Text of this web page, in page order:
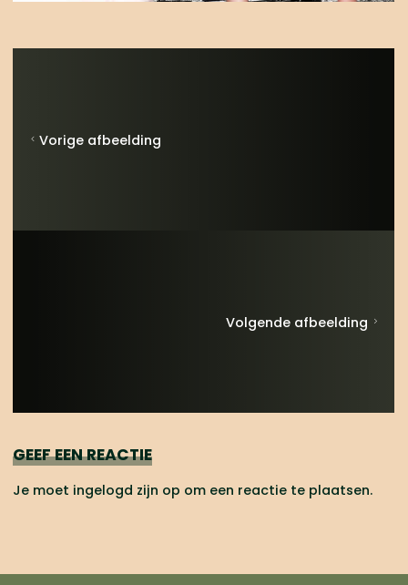
Vorige afbeelding
Volgende afbeelding
GEEF EEN REACTIE
Je moet ingelogd zijn op om een reactie te plaatsen.